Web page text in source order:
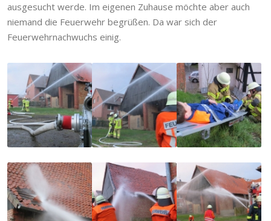
ausgesucht werde. Im eigenen Zuhause möchte aber auch
niemand die Feuerwehr begrüßen. Da war sich der
Feuerwehrnachwuchs einig.